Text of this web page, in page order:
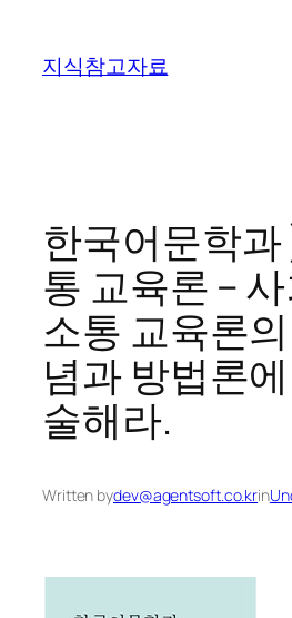
지식참고자료
한국어문학
통 교육론 –
소통 교육론
념과 방법론
술해라.
Written bydev@agentsoft.co.krin